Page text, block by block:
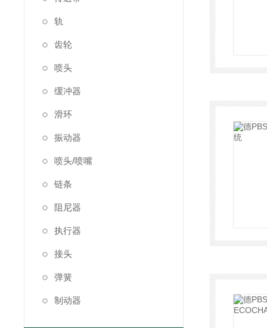
轨
齿轮
喷头
缓冲器
滑环
振动器
喷头/喷嘴
链条
阻尼器
执行器
接头
弹簧
制动器